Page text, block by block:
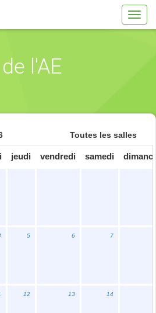
l'AE
Toutes les salles
jeudi vendredi samedi
5 6 7
12 13 14